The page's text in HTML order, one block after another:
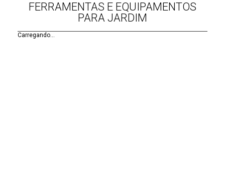
FERRAMENTAS E EQUIPAMENTOS
PARA JARDIM
Carregando...